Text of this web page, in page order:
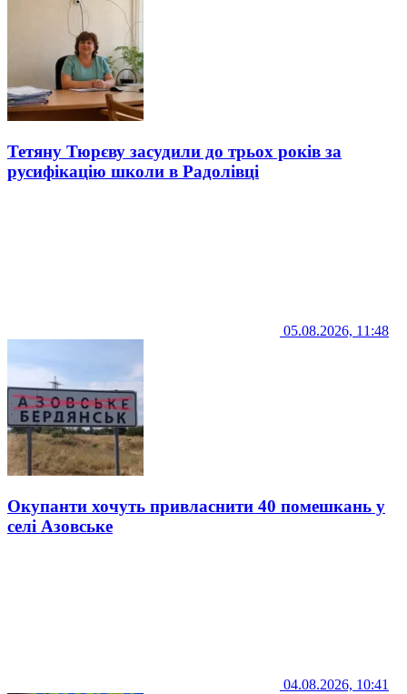
Тетяну Тюрєву засудили до трьох років за
русифікацію школи в Радолівці
05.08.2026, 11:48
Окупанти хочуть привласнити 40 помешкань у
селі Азовське
04.08.2026, 10:41